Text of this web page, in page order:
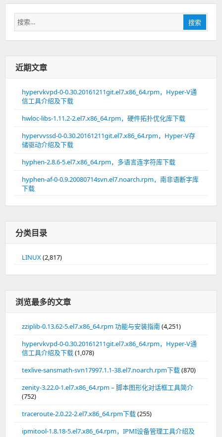
搜
索：
搜索
近期文章
hypervkvpd-0-0.30.20161211git.el7.x86_64.rpm，Hyper-V通
信工具介绍及下载
hwloc-libs-1.11.2-2.el7.x86_64.rpm，硬件拓扑优化库下载
hypervvssd-0-0.30.20161211git.el7.x86_64.rpm，Hyper-V存
储驱动介绍及下载
hyphen-2.8.6-5.el7.x86_64.rpm，多语言连字符库下载
hyphen-af-0-0.9.20080714svn.el7.noarch.rpm，南非语断字库
下载
分类目录
LINUX(2,817)
浏览最多的文章
zziplib-0.13.62-5.el7.x86_64.rpm 功能与安装指南(4,251)
hypervkvpd-0-0.30.20161211git.el7.x86_64.rpm，Hyper-V通
信工具介绍及下载(1,078)
texlive-sansmath-svn17997.1.1-38.el7.noarch.rpm下载(870)
zenity-3.22.0-1.el7.x86_64.rpm – 脚本图形化对话框工具简介
(752)
traceroute-2.0.22-2.el7.x86_64.rpm下载(255)
ipmitool-1.8.18-5.el7.x86_64.rpm，IPMI设备管理工具介绍及